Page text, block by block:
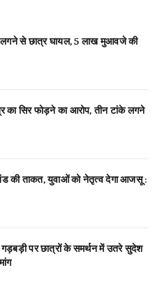
से छात्र घायल, 5 लाख मुआवजे की
का सिर फोड़ने का आरोप, तीन टांके लगने
की ताकत, युवाओं को नेतृत्व देगा आजसू :
गड़बड़ी पर छात्रों के समर्थन में उतरे सुदेश